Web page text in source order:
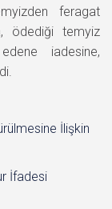
feragat
ödediği temyiz
iadesine,
İlişkin
İfadesi